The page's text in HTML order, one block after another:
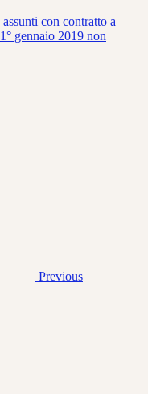
con contratto a
gennaio 2019 non
Previous